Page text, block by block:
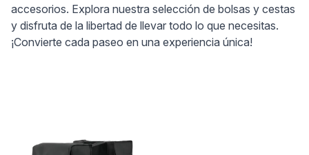
accesorios. Explora nuestra selección de bolsas y cestas
y disfruta de la libertad de llevar todo lo que necesitas.
¡Convierte cada paseo en una experiencia única!